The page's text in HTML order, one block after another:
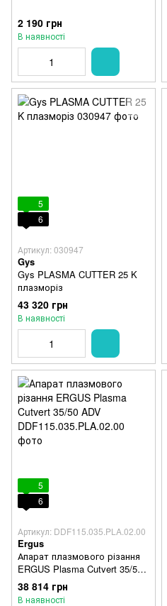
2 190 грн
В наявності
5
6
Артикул: 030947
Gys
Gys PLASMA CUTTER 25 K
плазморіз
43 320 грн
В наявності
5
6
Артикул: DDF115.035.PLA.02.00
Ergus
Апарат плазмового різання
ERGUS Plasma Cutvert 35/50
ADV
38 814 грн
В наявності